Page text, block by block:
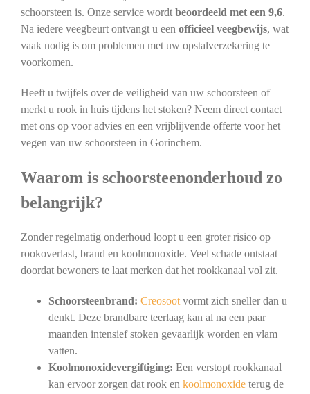
schoorsteen is. Onze service wordt beoordeeld met een 9,6.
Na iedere veegbeurt ontvangt u een officieel veegbewijs, wat
vaak nodig is om problemen met uw opstalverzekering te
voorkomen.
Heeft u twijfels over de veiligheid van uw schoorsteen of
merkt u rook in huis tijdens het stoken? Neem direct contact
met ons op voor advies en een vrijblijvende offerte voor het
vegen van uw schoorsteen in Gorinchem.
Waarom is schoorsteenonderhoud zo
belangrijk?
Zonder regelmatig onderhoud loopt u een groter risico op
rookoverlast, brand en koolmonoxide. Veel schade ontstaat
doordat bewoners te laat merken dat het rookkanaal vol zit.
Schoorsteenbrand: Creosootvormt zich sneller dan u
denkt. Deze brandbare teerlaag kan al na een paar
maanden intensief stoken gevaarlijk worden en vlam
vatten.
Koolmonoxidevergiftiging: Een verstopt rookkanaal
kan ervoor zorgen dat rook en koolmonoxideterug de